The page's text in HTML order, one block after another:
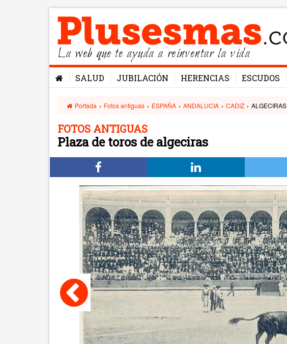
La web que te ayuda a reinventar la vida
SALUD JUBILACIÓN HERENCIAS ESCUDOS
Portada › Fotos antiguas › ESPAÑA › ANDALUCIA › CADIZ › ALGECIRAS
FOTOS ANTIGUAS
Plaza de toros de algeciras